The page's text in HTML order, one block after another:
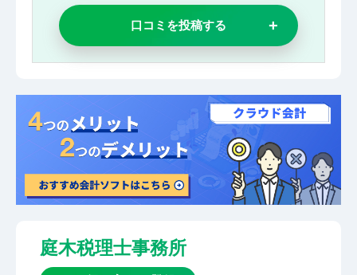
口コミを投稿する
庭木税理士事務所